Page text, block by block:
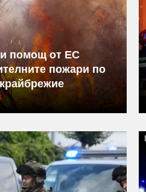
помощ от ЕС
пожари по